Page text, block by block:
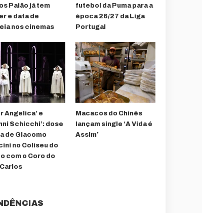
Paião já tem
e data de
nos cinemas
futebol da Puma para a
época 26/27 da Liga
Portugal
Angelica’ e
Schicchi’: dose
de Giacomo
no Coliseu do
com o Coro do
Macacos do Chinês
lançam single ‘A Vida é
Assim’